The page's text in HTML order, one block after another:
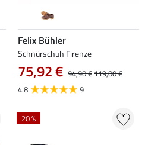
Felix Bühler
Schnürschuh Firenze
75,92 € 94,90 €119,00 €
4.8
9
20 %